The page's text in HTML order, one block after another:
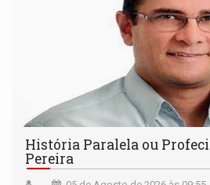
História Paralela ou
Pereira